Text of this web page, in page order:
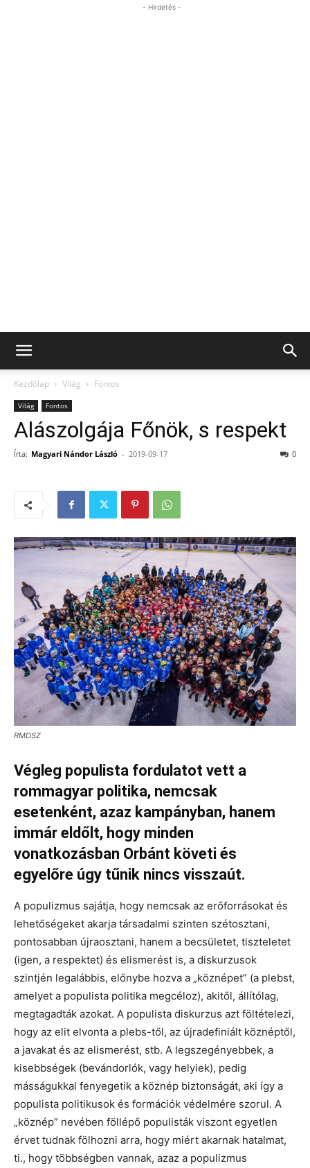
- Hirdetés -
Kezdőlap Világ Fontos
Világ Fontos
Alászolgája Főnök, s respekt
Írta: Magyari Nándor László - 2019-09-17 0
RMDSZ
Végleg populista fordulatot vett a
rommagyar politika, nemcsak
esetenként, azaz kampányban, hanem
immár eldőlt, hogy minden
vonatkozásban Orbánt követi és
egyelőre úgy tűnik nincs visszaút.
A populizmus sajátja, hogy nemcsak az erőforrásokat és
lehetőségeket akarja társadalmi szinten szétosztani,
pontosabban újraosztani, hanem a becsületet, tiszteletet
(igen, a respektet) és elismerést is, a diskurzusok
szintjén legalábbis, előnybe hozva a „köznépet” (a plebst,
amelyet a populista politika megcéloz), akitől, állítólag,
megtagadták azokat. A populista diskurzus azt föltételezi,
hogy az elit elvonta a plebs-től, az újradefiniált köznéptől,
a javakat és az elismerést, stb. A legszegényebbek, a
kisebbségek (bevándorlók, vagy helyiek), pedig
másságukkal fenyegetik a köznép biztonságát, aki így a
populista politikusok és formációk védelmére szorul. A
„köznép” nevében föllépő populisták viszont egyetlen
érvet tudnak fölhozni arra, hogy miért akarnak hatalmat,
ti., hogy többségben vannak, azaz a populizmus